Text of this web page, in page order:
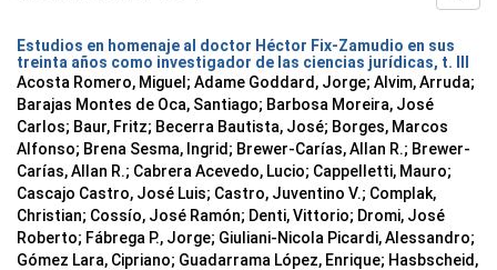
Estudios en homenaje al doctor Héctor Fix-Zamudio en sus
treinta años como investigador de las ciencias jurídicas, t. III
Acosta Romero, Miguel; Adame Goddard, Jorge; Alvim, Arruda;
Barajas Montes de Oca, Santiago; Barbosa Moreira, José
Carlos; Baur, Fritz; Becerra Bautista, José; Borges, Marcos
Alfonso; Brena Sesma, Ingrid; Brewer-Carías, Allan R.; Brewer-
Carías, Allan R.; Cabrera Acevedo, Lucio; Cappelletti, Mauro;
Cascajo Castro, José Luis; Castro, Juventino V.; Complak,
Christian; Cossío, José Ramón; Denti, Vittorio; Dromi, José
Roberto; Fábrega P., Jorge; Giuliani-Nicola Picardi, Alessandro;
Gómez Lara, Cipriano; Guadarrama López, Enrique; Hasbscheid,